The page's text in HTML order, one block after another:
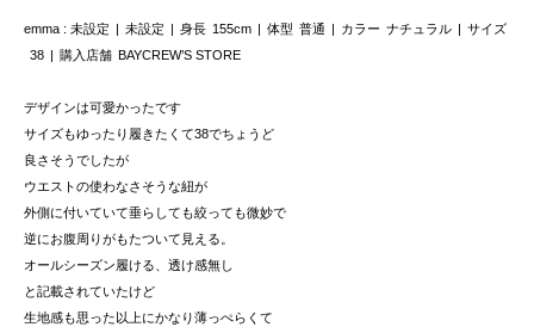
emma 未設定 未設定 身長 155cm 体型 普通 カラー ナチュラル
サイズ
38
購入店舗 BAYCREW’S STORE
デザインは可愛かったです
サイズもゆったり履きたくて38でちょうど
良さそうでしたが
ウエストの使わなさそうな紐が
外側に付いていて垂らしても絞っても微妙で
逆にお腹周りがもたついて見える。
オールシーズン履ける、透け感無し
と記載されていたけど
生地感も思った以上にかなり薄っぺらくて